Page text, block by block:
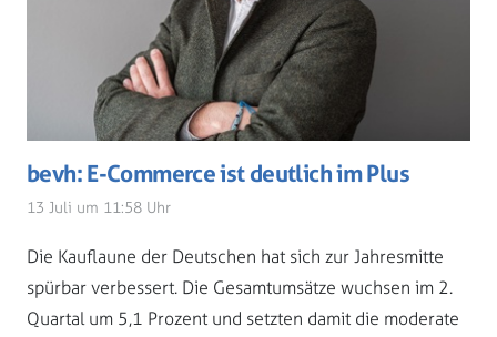
bevh: E-Commerce ist deutlich im Plus
13 Juli um 11:58 Uhr
Die Kauflaune der Deutschen hat sich zur Jahresmitte
spürbar verbessert. Die Gesamtumsätze wuchsen im 2.
Quartal um 5,1 Prozent und setzten damit die moderate